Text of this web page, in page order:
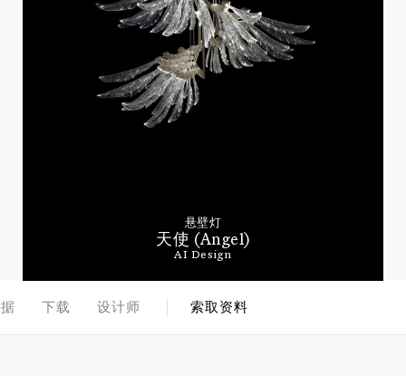
悬壁灯
天使 (Angel)
AI Design
下载 设计师 索取资料